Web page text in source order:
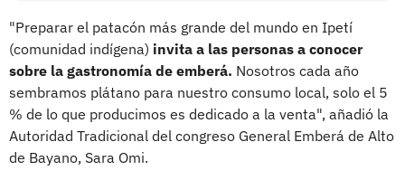
"Preparar el patacón más grande del mundo en Ipetí
(comunidad indígena) invita a las personas a conocer
sobre la gastronomía de emberá. Nosotros cada año
sembramos plátano para nuestro consumo local, solo el 5
% de lo que producimos es dedicado a la venta", añadió la
Autoridad Tradicional del congreso General Emberá de Alto
de Bayano, Sara Omi.